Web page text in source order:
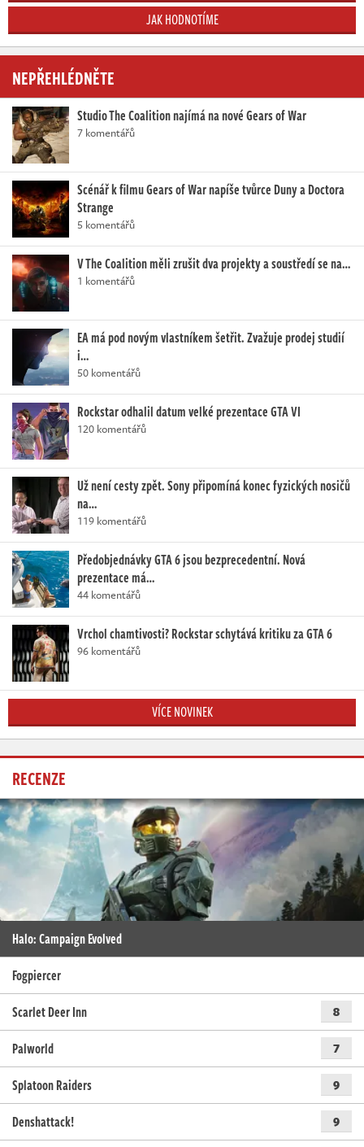
JAK HODNOTÍME
NEPŘEHLÉDNĚTE
Studio The Coalition najímá na nové Gears of War
7 komentářů
Scénář k filmu Gears of War napíše tvůrce Duny a Doctora
Strange
5 komentářů
V The Coalition měli zrušit dva projekty a soustředí se na…
1 komentářů
EA má pod novým vlastníkem šetřit. Zvažuje prodej studií
i…
50 komentářů
Rockstar odhalil datum velké prezentace GTA VI
120 komentářů
Už není cesty zpět. Sony připomíná konec fyzických nosičů
na…
119 komentářů
Předobjednávky GTA 6 jsou bezprecedentní. Nová
prezentace má…
44 komentářů
Vrchol chamtivosti? Rockstar schytává kritiku za GTA 6
96 komentářů
VÍCE NOVINEK
RECENZE
Halo: Campaign Evolved
Fogpiercer
Scarlet Deer Inn
8
Palworld 7
Splatoon Raiders 9
Denshattack! 9